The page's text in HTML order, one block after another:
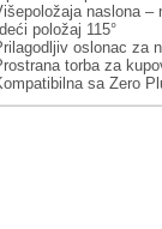
naslona –
položaj 115°
oslonac za
torba za
sa Zero